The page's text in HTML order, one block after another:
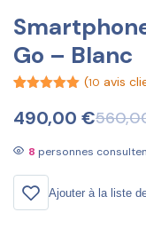
Go – Blanc
sur 5
basé sur
client
(10 avis
Le
prix
était :
560,00 €.
490,00 €
Le
prix
est :
490,00 €.
8 personnes
Ajouter à la liste